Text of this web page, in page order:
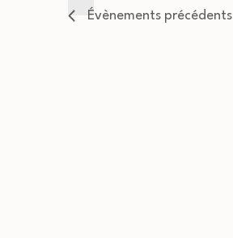
Évènements précédents